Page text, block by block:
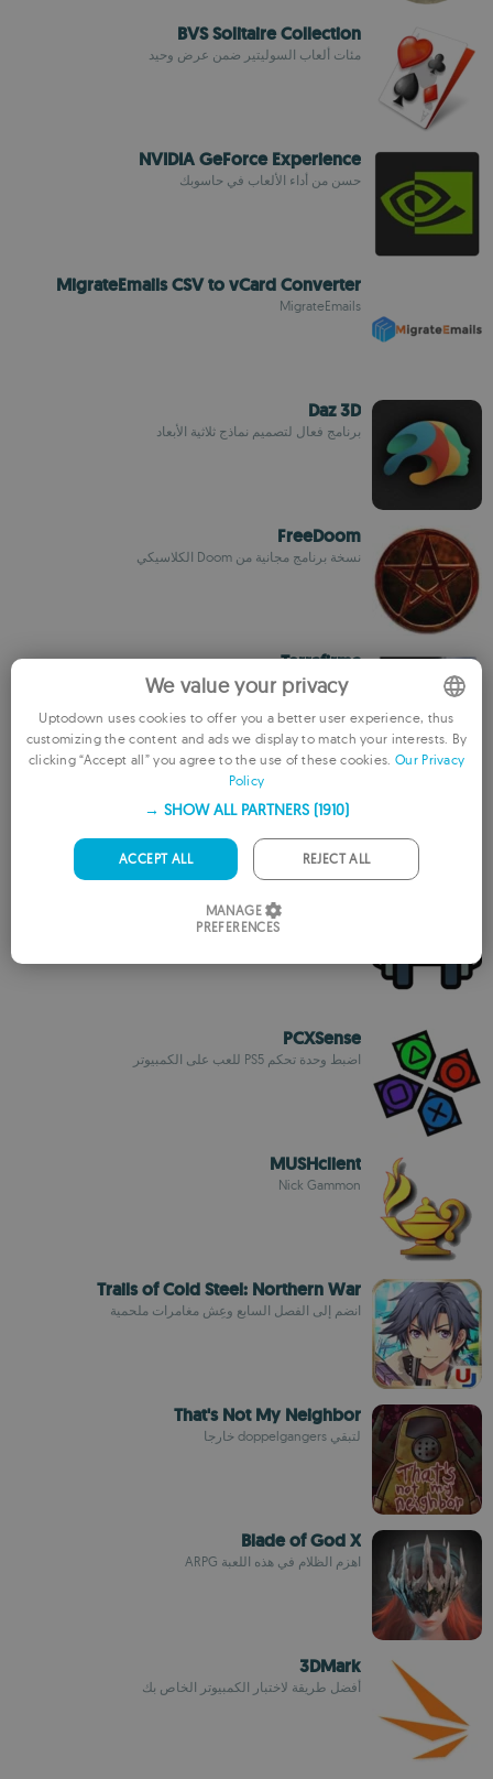
BVS Solitaire Collection
مئات ألعاب السوليتير ضمن عرض وحيد
NVIDIA GeForce Experience
حسن من أداء الألعاب في حاسوبك
MigrateEmails CSV to vCard Converter
MigrateEmails
Daz 3D
برنامج فعال لتصميم نماذج ثلاثية الأبعاد
FreeDoom
نسخة برنامج مجانية من Doom الكلاسيكي
Terrafirma
ألق نظرة أفضل على خرائط Terraria خاصتك
Hidden City: Aventura de objetos ocultos
G5 Entertainment AB
PCXSense
اضبط وحدة تحكم PS5 للعب على الكمبيوتر
MUSHclient
Nick Gammon
Trails of Cold Steel: Northern War
انضم إلى الفصل السابع وعِش مغامرات ملحمية
That's Not My Neighbor
لتبقي doppelgangers خارجا
Blade of God X
اهزم الظلام في هذه اللعبة ARPG
3DMark
أفضل طريقة لاختبار الكمبيوتر الخاص بك
ENGLISH
PORTUGUESE
ROMANIAN
We value your privacy
Uptodown uses cookies to offer you a better user experience, thus
customizing the content and ads we display to match your interests. By
clicking “Accept all” you agree to the use of these cookies. Our Privacy
Policy
SHOW ALL PARTNERS (1910) →
ACCEPT ALL REJECT ALL
MANAGE
PREFERENCES